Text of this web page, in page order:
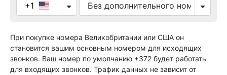
+1
При покупке номера Великобритании или США он
становится вашим основным номером для исходящих
звонков. Ваш номер по умолчанию +372 будет работать
для входящих звонков. Трафик данных не зависит от